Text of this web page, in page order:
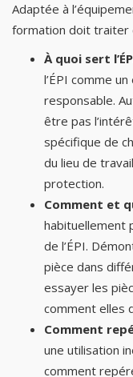
Adaptée à
formation doit traiter
À quoi sert
l’ÉPI comme
responsable.
être pas
spécifique de
du lieu de
protection.
Comment et
habituellement
de l’ÉPI.
pièce dans
essayer les
comment elles
Comment
une utilisation
comment